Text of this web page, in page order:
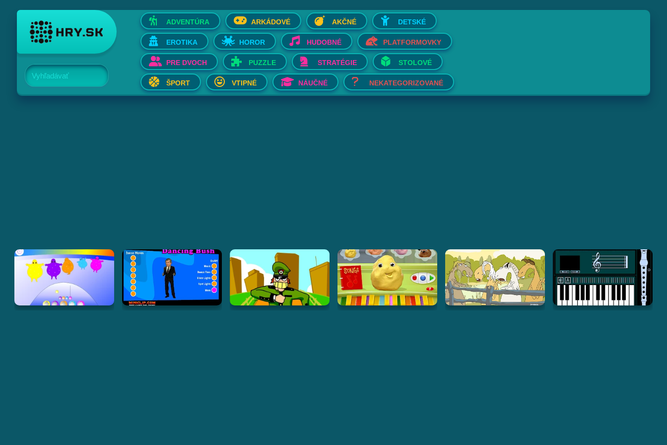
Vyhľadávať
ADVENTÚRA ARKÁDOVÉ AKČNÉ DETSKÉ
EROTIKA HOROR HUDOBNÉ PLATFORMOVKY
PRE DVOCH PUZZLE STRATÉGIE STOLOVÉ
ŠPORT VTIPNÉ NÁUČNÉ NEKATEGORIZOVANÉ